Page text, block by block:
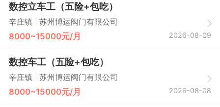
数控立车工（五险+包吃）
辛庄镇 苏州博运阀门有限公司
8000~15000元/月 2026-08-09
数控车工（五险+包吃）
辛庄镇 苏州博运阀门有限公司
8000~15000元/月 2026-08-08